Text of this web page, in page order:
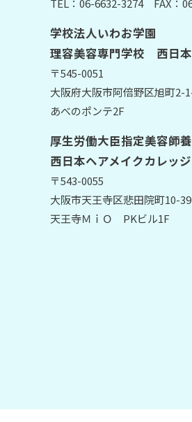
学校法人いわお学園
理容美容専門学校 西日
〒545-0051
大阪府大阪市阿倍野区旭町2-
あべのポンテ2F
厚生労働大臣指定美容師
西日本ヘアメイクカレッ
〒543-0055
大阪市天王寺区悲田院町10-39
天王寺ＭｉＯ PKビル1F